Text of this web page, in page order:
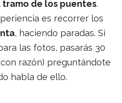
tramo de los puentes.
es recorrer los
, haciendo paradas. Si
las fotos, pasarás 30
razón) preguntándote
habla de ello.